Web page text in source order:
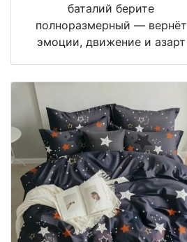
баталий берите
полноразмерный — вернёт
эмоции, движение и азарт